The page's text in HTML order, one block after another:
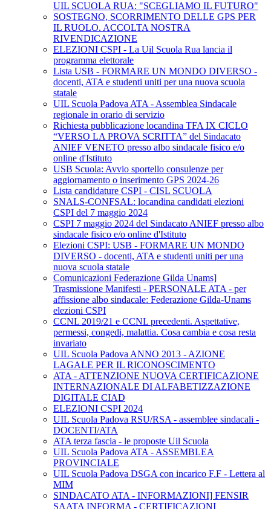
UIL SCUOLA RUA: "SCEGLIAMO IL FUTURO"
SOSTEGNO, SCORRIMENTO DELLE GPS PER
IL RUOLO. ACCOLTA NOSTRA
RIVENDICAZIONE
ELEZIONI CSPI - La Uil Scuola Rua lancia il
programma elettorale
Lista USB - FORMARE UN MONDO DIVERSO -
docenti, ATA e studenti uniti per una nuova scuola
statale
UIL Scuola Padova ATA - Assemblea Sindacale
regionale in orario di servizio
Richiesta pubblicazione locandina TFA IX CICLO
“VERSO LA PROVA SCRITTA” del Sindacato
ANIEF VENETO presso albo sindacale fisico e/o
online d'Istituto
USB Scuola: Avvio sportello consulenze per
aggiornamento o inserimento GPS 2024-26
Lista candidature CSPI - CISL SCUOLA
SNALS-CONFSAL: locandina candidati elezioni
CSPI del 7 maggio 2024
CSPI 7 maggio 2024 del Sindacato ANIEF presso albo
sindacale fisico e/o online d'Istituto
Elezioni CSPI: USB - FORMARE UN MONDO
DIVERSO - docenti, ATA e studenti uniti per una
nuova scuola statale
Comunicazioni Federazione Gilda Unams]
Trasmissione Manifesti - PERSONALE ATA - per
affissione albo sindacale: Federazione Gilda-Unams
elezioni CSPI
CCNL 2019/21 e CCNL precedenti. Aspettative,
permessi, congedi, malattia. Cosa cambia e cosa resta
invariato
UIL Scuola Padova ANNO 2013 - AZIONE
LAGALE PER IL RICONOSCIMENTO
ATA - ATTENZIONE NUOVA CERTIFICAZIONE
INTERNAZIONALE DI ALFABETIZZAZIONE
DIGITALE CIAD
ELEZIONI CSPI 2024
UIL Scuola Padova RSU/RSA - assemblee sindacali -
DOCENTI/ATA
ATA terza fascia - le proposte Uil Scuola
UIL Scuola Padova ATA - ASSEMBLEA
PROVINCIALE
UIL Scuola Padova DSGA con incarico F.F - Lettera al
MIM
SINDACATO ATA - INFORMAZIONI] FENSIR
SAATA INFORMA - CERTIFICAZIONI